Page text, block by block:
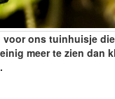
ons tuinhuisje
meer te zien dan